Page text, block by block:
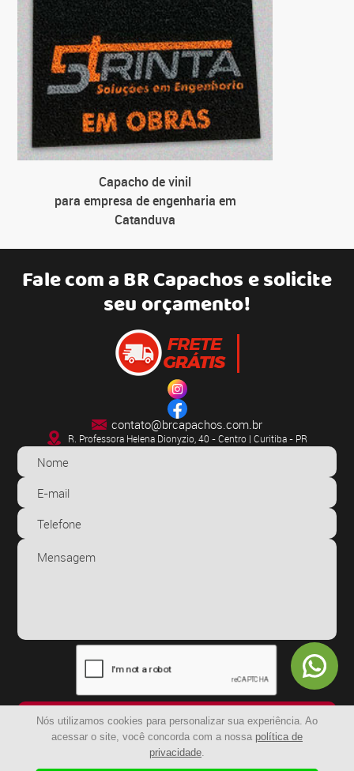
Nós utilizamos cookies para personalizar sua experiência. Ao
acessar o site, você concorda com a nossa política de
privacidade.
Capacho de vinil
para empresa de engenharia em
Catanduva
Fale com aBR Capachose solicite
seu orçamento!
contato@brcapachos.com.br
R. Professora Helena Dionyzio, 40 - Centro | Curitiba - PR
ENVIAR